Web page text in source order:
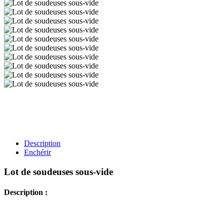
Description
Enchérir
Lot de soudeuses sous-vide
Description :